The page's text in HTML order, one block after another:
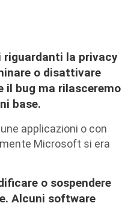
riguardanti la privacy
o disattivare
il bug ma rilasceremo
base.
applicazioni o con
Microsoft si era
o sospendere
Alcuni software